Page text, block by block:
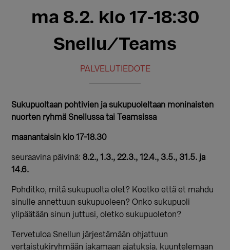
ma 8.2. klo 17-18:30
Snellu/Teams
PALVELUTIEDOTE
Sukupuoltaan pohtivien ja sukupuoleltaan moninaisten
nuorten ryhmä Snellussa tai Teamsissa
maanantaisin klo 17-18.30
seuraavina päivinä:8.2., 1.3., 22.3., 12.4., 3.5., 31.5. ja
14.6.
Pohditko, mitä sukupuolta olet? Koetko että et mahdu
sinulle annettuun sukupuoleen? Onko sukupuoli
ylipäätään sinun juttusi, oletko sukupuoleton?
Tervetuloa Snellun järjestämään ohjattuun
vertaistukiryhmään jakamaan ajatuksia, kuuntelemaan